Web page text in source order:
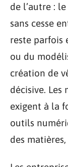
de l’autre :
sans cesse
reste parfois
ou du
création de
décisive.
exigent à la
outils
des